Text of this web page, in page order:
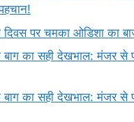
दिवस पर चमका ओडिशा का
का सही देखभाल: मंजर से
का सही देखभाल: मंजर से